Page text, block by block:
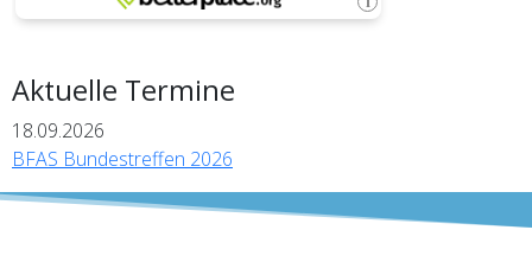
Aktuelle Termine
18.09.2026
BFAS Bundestreffen 2026